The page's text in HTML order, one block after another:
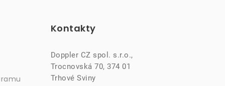
Kontakty
Doppler CZ spol. s.r.o.,
Trocnovská 70, 374 01
Trhové Sviny